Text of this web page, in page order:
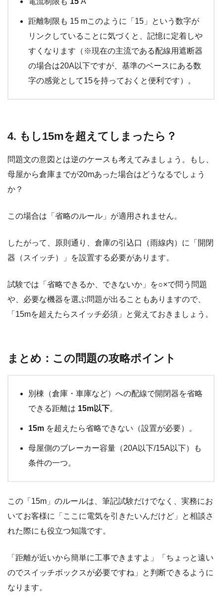
距離制限も 15 mこのように「15」という数字が
リンクしていることに気づくと、記憶に定着しや
すくなります（※現在の主流である配線用遮断器
の場合は20A以下ですが、基準のベースにある数
字の感覚として15を持っておくと便利です）。
4. もし15mを超えてしまったら？
問題文の意図とは逆のケースも考えてみましょう。もし、
母屋から倉庫までが20mあった場合はどうなるでしょう
か？
この場合は「省略のルール」が適用されません。
したがって、原則通り、倉庫の引込口（雨線内）に「開閉
器（スイッチ）」を設置する必要があります。
試験では「省略できるか、できないか」を○×で問う問題
や、必要な機器を選ぶ問題が出ることもありますので、
「15mを超えたらスイッチ必須」と覚えておきましょう。
まとめ：この問題の攻略ポイント
別棟（倉庫・車庫など）への配線で開閉器を省略
できる距離は 15m以下。
15m を超えたら省略できない（設置が必要）。
母屋側のブレーカー容量（20A以下/15A以下）も
条件の一つ。
この「15m」のルールは、筆記試験だけでなく、実務にお
いてお客様に「ここに電気を引きたいんだけど」と相談さ
れた際にも役立つ知識です。
「距離が近いから簡単に工事できますよ」「ちょっと遠い
のでスイッチボックスが必要ですね」と判断できるように
なります。